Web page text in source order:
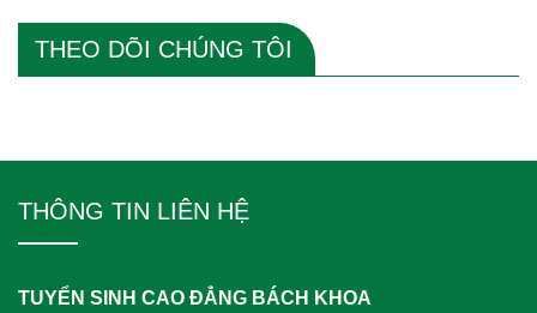
THEO DÕI CHÚNG TÔI
THÔNG TIN LIÊN HỆ
TUYỂN SINH CAO ĐẲNG BÁCH KHOA